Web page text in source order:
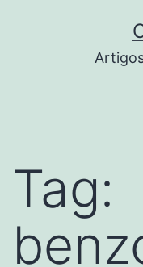
Tag: